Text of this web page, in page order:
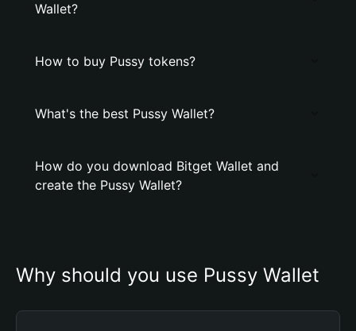
Wallet?
How to buy Pussy tokens?
What's the best Pussy Wallet?
How do you download Bitget Wallet and
create the Pussy Wallet?
Why should you use Pussy Wallet